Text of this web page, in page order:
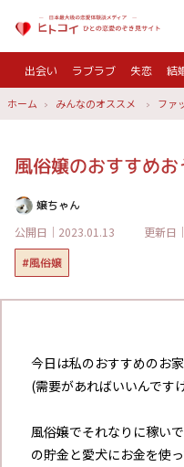
出会い ラブラブ 失恋 結
ホーム みんなのオススメ ファ
風俗嬢のおすすめ
嬢ちゃん
公開日｜2023.01.13
更新日
#風俗嬢
今日は私のおすすめのお
(需要があればいいんです
風俗嬢でそれなりに稼い
の貯金と愛犬にお金を使